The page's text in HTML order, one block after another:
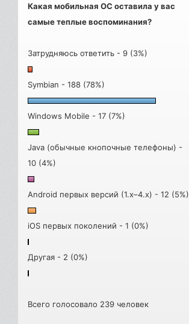
Какая мобильная ОС оставила у вас
самые теплые воспоминания?
Затрудняюсь ответить - 9 (3%)
Symbian - 188 (78%)
Windows Mobile - 17 (7%)
Java (обычные кнопочные телефоны) -
10 (4%)
Android первых версий (1.x–4.x) - 12 (5%)
iOS первых поколений - 1 (0%)
Другая - 2 (0%)
Всего голосовало 239 человек